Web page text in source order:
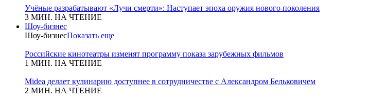
Учёные разрабатывают «Лучи смерти»: Наступает эпоха оружия нового поколения
3 МИН. НА ЧТЕНИЕ
Шоу-бизнес
Шоу-бизнесПоказать еще
Российские кинотеатры изменят программу показа зарубежных фильмов
1 МИН. НА ЧТЕНИЕ
Midea делает кулинарию доступнее в сотрудничестве с Александром Бельковичем
2 МИН. НА ЧТЕНИЕ